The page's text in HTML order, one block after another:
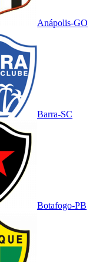
Anápolis-GO
Barra-SC
Botafogo-PB